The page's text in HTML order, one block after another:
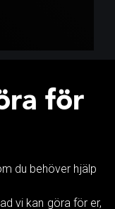
för
du behöver hjälp
vi kan göra för er,